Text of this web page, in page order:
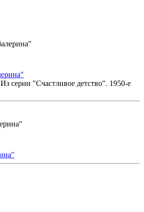
серии "Счастливое детство". 1950-е